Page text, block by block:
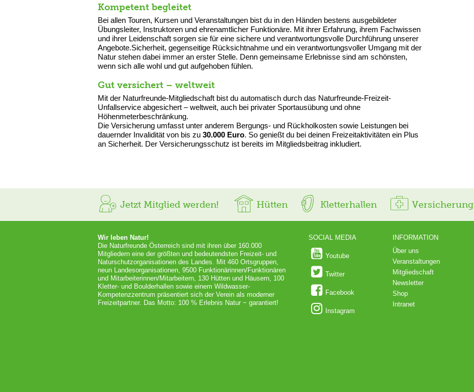
Kompetent begleitet
Bei allen Touren, Kursen und Veranstaltungen bist du in den Händen bestens ausgebildeter
Übungsleiter, Instruktoren und ehrenamtlicher Funktionäre. Mit ihrer Erfahrung, ihrem Fachwissen
und ihrer Leidenschaft sorgen sie für eine sichere und verantwortungsvolle Durchführung unserer
Angebote.Sicherheit, gegenseitige Rücksichtnahme und ein verantwortungsvoller Umgang mit der
Natur stehen dabei immer an erster Stelle. Denn gemeinsame Erlebnisse sind am schönsten,
wenn sich alle wohl und gut aufgehoben fühlen.
Gut versichert – weltweit
Mit der Naturfreunde-Mitgliedschaft bist du automatisch durch das Naturfreunde-Freizeit-
Unfallservice abgesichert – weltweit, auch bei privater Sportausübung und ohne
Höhenmeterbeschränkung.
Die Versicherung umfasst unter anderem Bergungs- und Rückholkosten sowie Leistungen bei
dauernder Invalidität von bis zu 30.000 Euro. So genießt du bei deinen Freizeitaktivitäten ein Plus
an Sicherheit. Der Versicherungsschutz ist bereits im Mitgliedsbeitrag inkludiert.
Jetzt Mitglied werden! Hütten Kletterhallen Versicherung
Wir leben Natur!
Die Naturfreunde Österreich sind mit ihren über 160.000
Mitgliedern eine der größten und bedeutendsten Freizeit- und
Naturschutzorganisationen des Landes. Mit 460 Ortsgruppen,
neun Landesorganisationen, 9500 Funktionärinnen/Funktionären
und Mitarbeiterinnen/Mitarbeitern, 130 Hütten und Häusern, 100
Kletter- und Boulderhallen sowie einem Wildwasser-
Kompetenzzentrum präsentiert sich der Verein als moderner
Freizeitpartner. Das Motto: 100 % Erlebnis Natur − garantiert!
SOCIAL MEDIA
Youtube
Twitter
Facebook
Instagram
INFORMATION
Über uns
Veranstaltungen
Mitgliedschaft
Newsletter
Shop
Intranet